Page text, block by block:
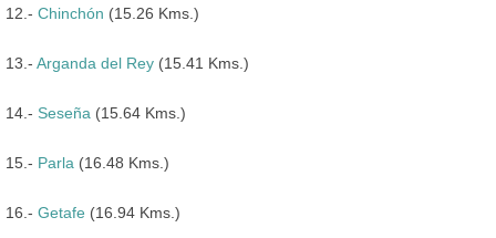
12.- Chinchón (15.26 Kms.)
13.- Arganda del Rey (15.41 Kms.)
14.- Seseña (15.64 Kms.)
15.- Parla (16.48 Kms.)
16.- Getafe (16.94 Kms.)